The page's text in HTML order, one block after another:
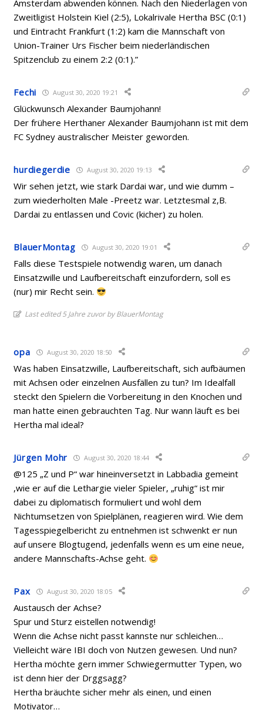
Amsterdam abwenden können. Nach den Niederlagen von
Zweitligist Holstein Kiel (2:5), Lokalrivale Hertha BSC (0:1)
und Eintracht Frankfurt (1:2) kam die Mannschaft von
Union-Trainer Urs Fischer beim niederländischen
Spitzenclub zu einem 2:2 (0:1).”
Fechi August 30, 2020 19:21
GlückwunschAlexander Baumjohann!
Der frühere Herthaner Alexander Baumjohann ist mit dem
FC Sydney australischer Meister geworden.
hurdiegerdie August 30, 2020 19:13
Wir sehen jetzt, wie stark Dardai war, und wie dumm –
zum wiederholten Male -Preetz war. Letztesmal z,B.
Dardai zu entlassen und Covic (kicher) zu holen.
BlauerMontag August 30, 2020 19:01
Falls diese Testspiele notwendig waren, um danach
Einsatzwille und Laufbereitschaft einzufordern, soll es
(nur) mir Recht sein.
Last edited 5 Jahre zuvor by BlauerMontag
opa August 30, 2020 18:50
Was haben Einsatzwille, Laufbereitschaft, sich aufbäumen
mit Achsen oder einzelnen Ausfällen zu tun? Im Idealfall
steckt den Spielern die Vorbereitung in den Knochen und
man hatte einen gebrauchten Tag. Nur wann läuft es bei
Hertha mal ideal?
Jürgen Mohr August 30, 2020 18:44
@125 „Z und P“ war hineinversetzt in Labbadia gemeint
,wie er auf die Lethargie vieler Spieler, „ruhig“ ist mir
dabei zu diplomatisch formuliert und wohl dem
Nichtumsetzen von Spielplänen, reagieren wird. Wie dem
Tagesspiegelbericht zu entnehmen ist schwenkt er nun
auf unsere Blogtugend, jedenfalls wenn es um eine neue,
andere Mannschafts-Achse geht.
Pax August 30, 2020 18:05
Austausch der Achse?
Spur und Sturz eistellen notwendig!
Wenn die Achse nicht passt kannste nur schleichen…
Vielleicht wäre IBI doch von Nutzen gewesen. Und nun?
Hertha möchte gern immer Schwiegermutter Typen, wo
ist denn hier der Drggsagg?
Hertha bräuchte sicher mehr als einen, und einen
Motivator…